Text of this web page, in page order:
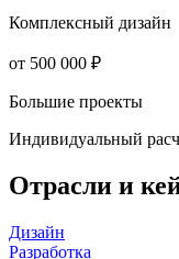
Комплексный дизайн
от 500 000 ₽
Большие проекты
Индивидуальный
Отрасли и
Дизайн
Разработка